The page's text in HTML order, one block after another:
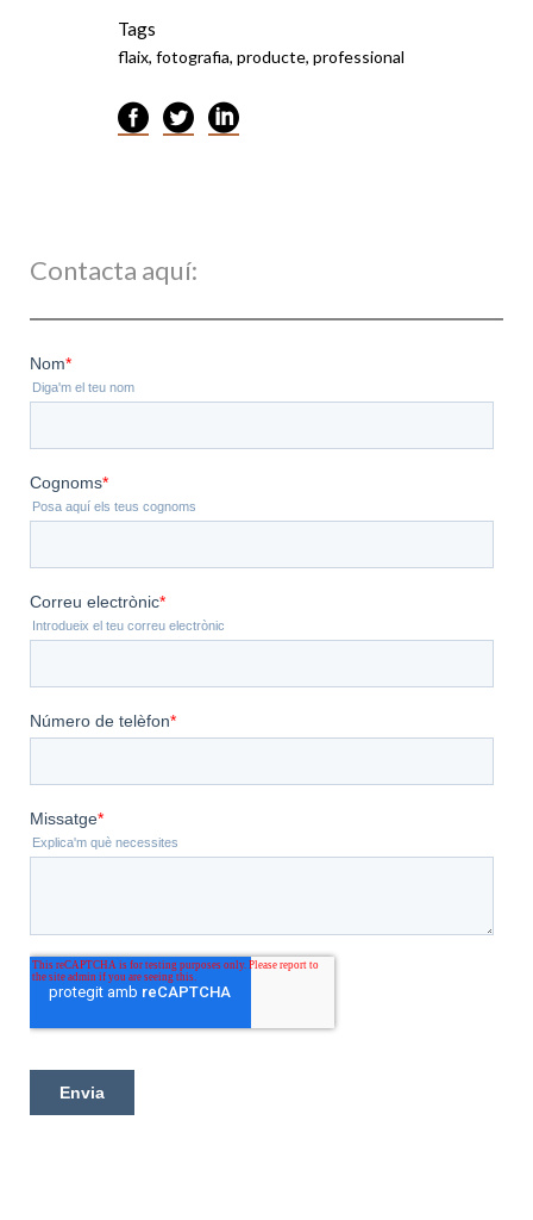
Tags
flaix, fotografia, producte, professional
Contacta aquí: